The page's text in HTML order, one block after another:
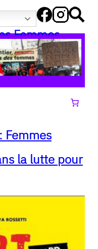
Femmes
Femmes
la lutte pour